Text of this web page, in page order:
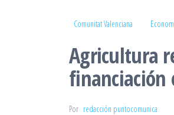
Comunitat Valenciana
Agricultura
financiación
Por redacción puntocomunica